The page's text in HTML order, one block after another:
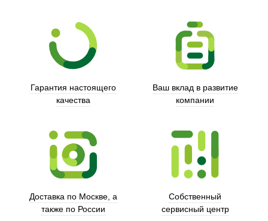
Гарантия настоящего
качества
Ваш вклад в развитие
компании
Доставка по Москве, а
также по России
Собственный
сервисный центр